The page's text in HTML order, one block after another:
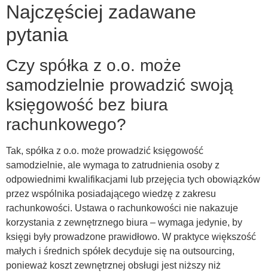
Najczęściej zadawane
pytania
Czy spółka z o.o. może
samodzielnie prowadzić swoją
księgowość bez biura
rachunkowego?
Tak, spółka z o.o. może prowadzić księgowość
samodzielnie, ale wymaga to zatrudnienia osoby z
odpowiednimi kwalifikacjami lub przejęcia tych obowiązków
przez wspólnika posiadającego wiedzę z zakresu
rachunkowości. Ustawa o rachunkowości nie nakazuje
korzystania z zewnętrznego biura – wymaga jedynie, by
księgi były prowadzone prawidłowo. W praktyce większość
małych i średnich spółek decyduje się na outsourcing,
ponieważ koszt zewnętrznej obsługi jest niższy niż